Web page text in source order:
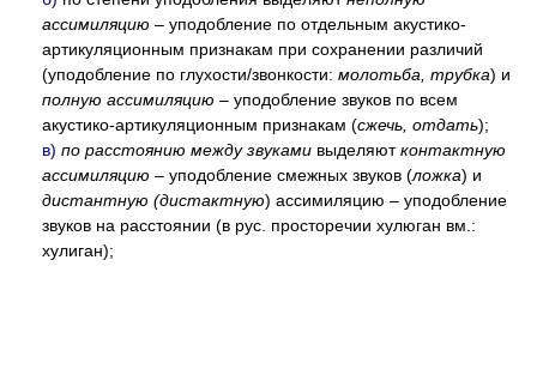
ассимиляцию – уподобление по отдельным акустико-
артикуляционным признакам при сохранении различий
(уподобление по глухости/звонкости: молотьба, трубка) и
полную ассимиляцию – уподобление звуков по всем
акустико-артикуляционным признакам (сжечь, отдать);
в) по расстоянию между звуками выделяютконтактную
ассимиляцию – уподобление смежных звуков (ложка) и
дистантную (дистактную) ассимиляцию – уподобление
звуков на расстоянии (в рус. просторечии хулюган вм.:
хулиган);